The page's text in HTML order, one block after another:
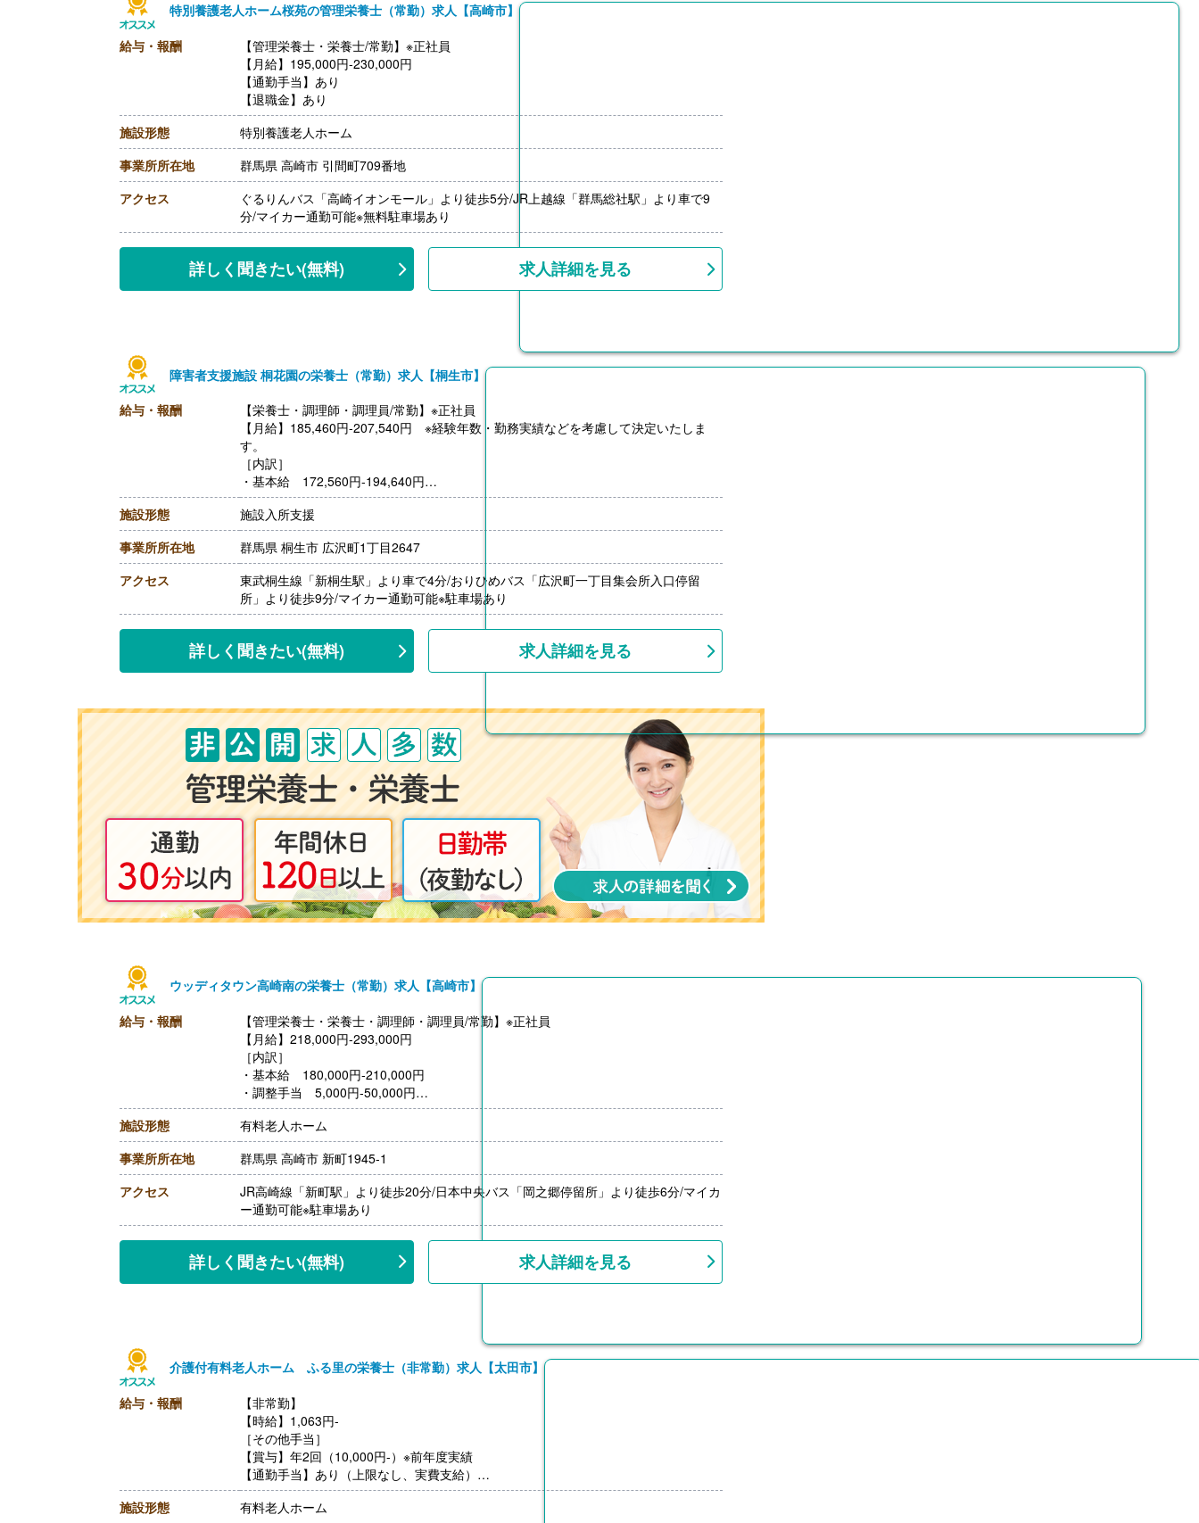
特別養護老人ホーム桜苑の管理栄養士（常勤）求人【高崎市】
給与・報酬
【管理栄養士・栄養士/常勤】※正社員
【月給】195,000円-230,000円
【通勤手当】あり
【退職金】あり
施設形態
特別養護老人ホーム
事業所所在地
群馬県 高崎市 引間町709番地
アクセス
ぐるりんバス「高崎イオンモール」より徒歩5分/JR上越線「群馬総社駅」より車で9
分/マイカー通勤可能※無料駐車場あり
詳しく聞きたい(無料) 求人詳細を見る
障害者支援施設 桐花園の栄養士（常勤）求人【桐生市】
給与・報酬
【栄養士・調理師・調理員/常勤】※正社員
【月給】185,460円-207,540円 ※経験年数・勤務実績などを考慮して決定いたしま
す。
［内訳］
・基本給 172,560円-194,640円
・処遇改善手当 12,900円
［その他手当］
・業務手当 3,000円 ※調理師のみ
・早出手当 600円/日
・扶養手当
・時間外手当
【賞与】年2回（計4.10ヶ月分）※前年度実績
【昇給】あり（1月あたり1,000円-4,000円）※前年度実績
【退職金】あり※勤続1年以上、退職金共済加入
施設形態
施設入所支援
事業所所在地
群馬県 桐生市 広沢町1丁目2647
アクセス
東武桐生線「新桐生駅」より車で4分/おりひめバス「広沢町一丁目集会所入口停留
所」より徒歩9分/マイカー通勤可能※駐車場あり
詳しく聞きたい(無料) 求人詳細を見る
ウッディタウン高崎南の栄養士（常勤）求人【高崎市】
給与・報酬
【管理栄養士・栄養士・調理師・調理員/常勤】※正社員
【月給】218,000円-293,000円
［内訳］
・基本給 180,000円‐210,000円
・調整手当 5,000円‐50,000円
［その他手当］
・管理者手当 20,000円
・資格手当 13,000円
※採用時の業務内容、資格による
【賞与】年2回（150,000円‐600,000円）※前年度実績
【通勤手当】あり（上限10,000円/月）
【昇給】あり（1月あたり500円‐1,500円）※前年度実績
施設形態
有料老人ホーム
事業所所在地
群馬県 高崎市 新町1945-1
アクセス
JR高崎線「新町駅」より徒歩20分/日本中央バス「岡之郷停留所」より徒歩6分/マイカ
ー通勤可能※駐車場あり
詳しく聞きたい(無料) 求人詳細を見る
介護付有料老人ホーム ふる里の栄養士（非常勤）求人【太田市】
給与・報酬
【非常勤】
【時給】1,063円-
［その他手当］
【賞与】年2回（10,000円-）※前年度実績
【通勤手当】あり（上限なし、実費支給）
【昇給】あり（1時間あたり10円-）※前年度実績
【退職金】なし
施設形態 有料老人ホーム